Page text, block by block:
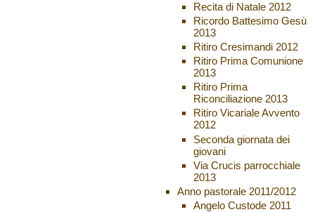
Recita di Natale 2012
Ricordo Battesimo Gesù
2013
Ritiro Cresimandi 2012
Ritiro Prima Comunione
2013
Ritiro Prima
Riconciliazione 2013
Ritiro Vicariale Avvento
2012
Seconda giornata dei
giovani
Via Crucis parrocchiale
2013
Anno pastorale 2011/2012
Angelo Custode 2011